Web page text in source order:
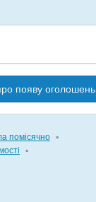
появу оголошень
помісячно ▪
▪